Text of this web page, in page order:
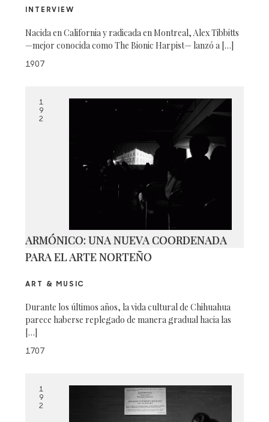
INTERVIEW
Nacida en California y radicada en Montreal, Alex Tibbitts
—mejor conocida como The Bionic Harpist— lanzó a […]
1907
1
9
2
ARMÓNICO: UNA NUEVA COORDENADA
PARA EL ARTE NORTEÑO
ART & MUSIC
Durante los últimos años, la vida cultural de Chihuahua
parece haberse replegado de manera gradual hacia las
[…]
1707
1
9
2